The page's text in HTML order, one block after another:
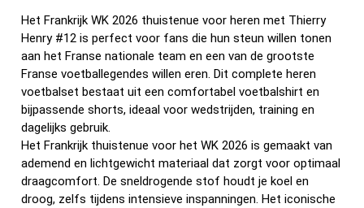
Het Frankrijk WK 2026 thuistenue voor heren met Thierry
Henry #12 is perfect voor fans die hun steun willen tonen
aan het Franse nationale team en een van de grootste
Franse voetballegendes willen eren. Dit complete heren
voetbalset bestaat uit een comfortabel voetbalshirt en
bijpassende shorts, ideaal voor wedstrijden, training en
dagelijks gebruik.
Het Frankrijk thuistenue voor het WK 2026 is gemaakt van
ademend en lichtgewicht materiaal dat zorgt voor optimaal
draagcomfort. De sneldrogende stof houdt je koel en
droog, zelfs tijdens intensieve inspanningen. Het iconische